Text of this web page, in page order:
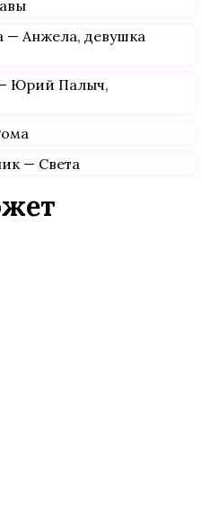
— Анжела, девушка
Юрий Палыч,
— Света